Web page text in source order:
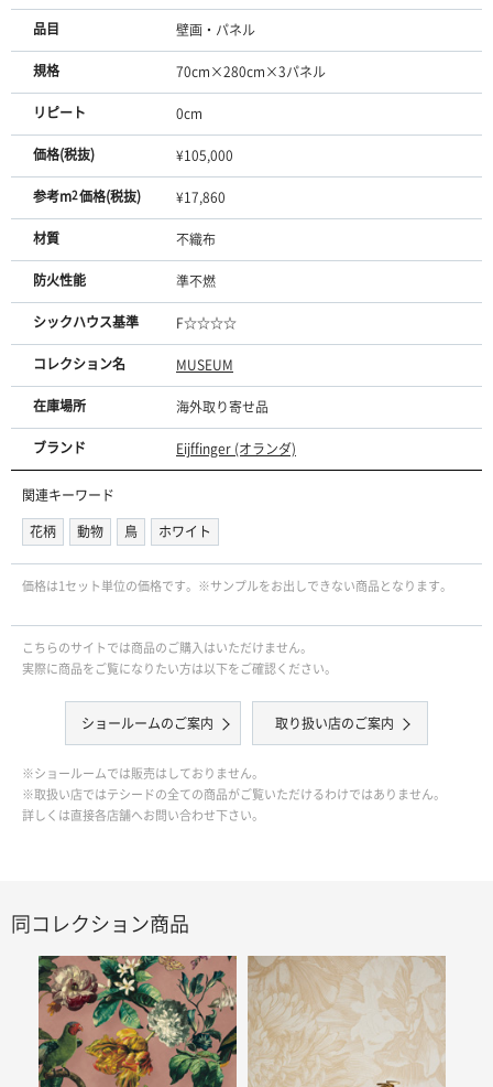
品目 壁画・パネル
規格 70cm×280cm×3パネル
リピート 0cm
価格(税抜) ¥105,000
参考m2価格(税抜) ¥17,860
材質 不織布
防火性能 準不燃
シックハウス基準 F☆☆☆☆
コレクション名 MUSEUM
在庫場所 海外取り寄せ品
ブランド Eijffinger (オランダ)
関連キーワード
花柄
動物 鳥 ホワイト
価格は1セット単位の価格です。※サンプルをお出しできない商品となります。
こちらのサイトでは商品のご購入はいただけません。
実際に商品をご覧になりたい方は以下をご確認ください。
ショールームのご案内 取り扱い店のご案内
※ショールームでは販売はしておりません。
※取扱い店ではテシードの全ての商品がご覧いただけるわけではありません。
詳しくは直接各店舗へお問い合わせ下さい。
同コレクション商品